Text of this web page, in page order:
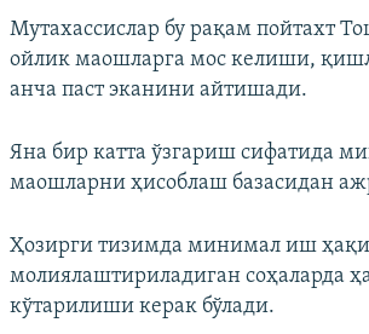
Мутахассислар бу рақам пойтахт
ойлик маошларга мос келиши,
анча паст эканини айтишади.
Яна бир катта ўзгариш сифатида
маошларни ҳисоблаш базасидан
Ҳозирги тизимда минимал иш
молиялаштириладиган соҳаларда
кўтарилиши керак бўлади.